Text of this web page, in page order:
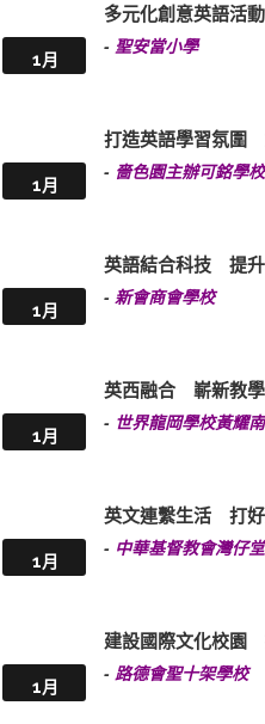
1月
多元化創意英語活
- 聖安當小學
1月
打造英語學習氛圍
- 嗇色園主辦可銘學校
1月
英語結合科技 提
- 新會商會學校
1月
英西融合 嶄新教
- 世界龍岡學校黃耀
1月
英文連繫生活 打
- 中華基督教會灣仔
1月
建設國際文化校園
- 路德會聖十架學校